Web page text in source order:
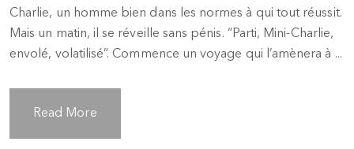
Charlie, un homme bien dans les normes à qui tout réussit.
Mais un matin, il se réveille sans pénis. “Parti, Mini-Charlie,
envolé, volatilisé”. Commence un voyage qui l’amènera à ...
Read More